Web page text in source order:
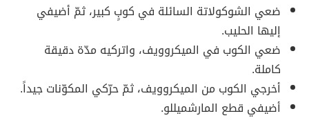
ضعي الشوكولاتة السائلة في كوبٍ كبير، ثمّ أضيفي
إليها الحليب.
ضعي الكوب في الميكروويف، واتركيه مدّة دقيقة
كاملة.
أخرجي الكوب من الميكروويف، ثمّ حرّكي المكوّنات جيداً.
أضيفي قطع المارشميللو.